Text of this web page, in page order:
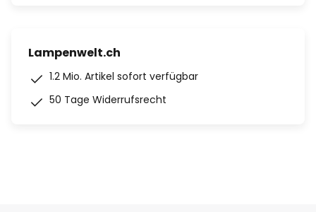
Lampenwelt.ch
1.2 Mio. Artikel sofort verfügbar
50 Tage Widerrufsrecht